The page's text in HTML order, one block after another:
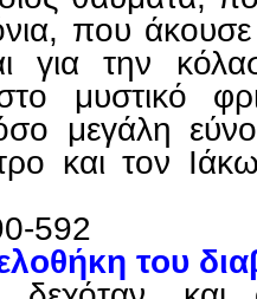
που
για την
μυστικό
μεγάλη
και τον
592
του